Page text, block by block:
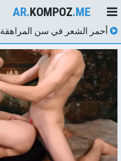
AR.KOMPOZ.ME
أحمر الشعر في سن
الرئيس في الحمار يعيش على CRUISEINGCAMS.COM